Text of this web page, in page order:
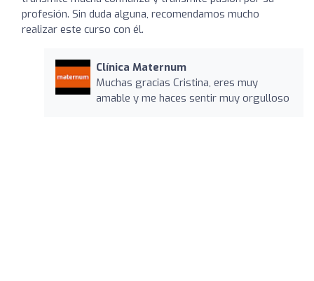
profesión. Sin duda alguna, recomendamos mucho
realizar este curso con él.
Clínica Maternum
Muchas gracias Cristina, eres muy
amable y me haces sentir muy orgulloso